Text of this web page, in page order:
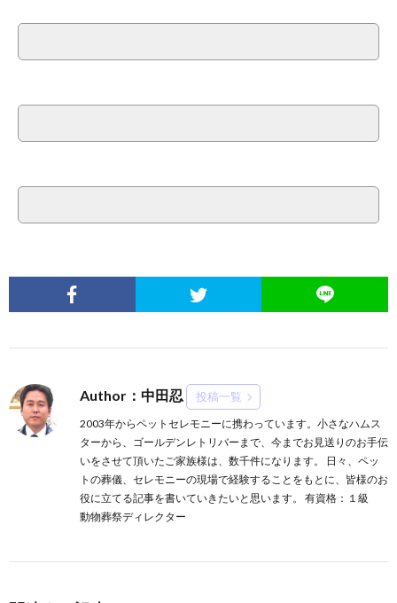
Author：中田忍 投稿一覧
2003年からペットセレモニーに携わっています。小さなハムス
ターから、ゴールデンレトリバーまで、今までお見送りのお手伝
いをさせて頂いたご家族様は、数千件になります。 日々、ペッ
トの葬儀、セレモニーの現場で経験することをもとに、皆様のお
役に立てる記事を書いていきたいと思います。 有資格：１級
動物葬祭ディレクター